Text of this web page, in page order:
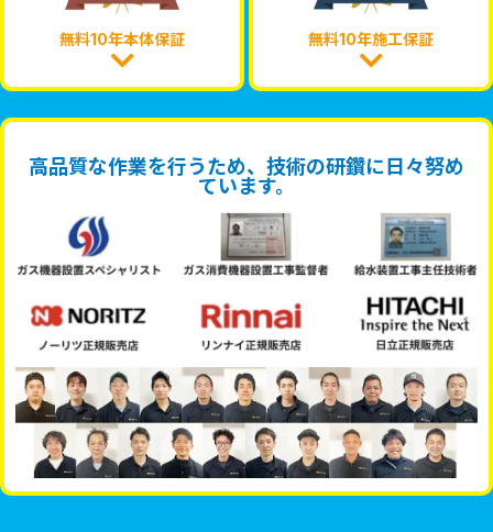
無料10年本体保証 無料10年施工保証
高品質な作業を行うため、技術の研鑽に日々努め
ています。